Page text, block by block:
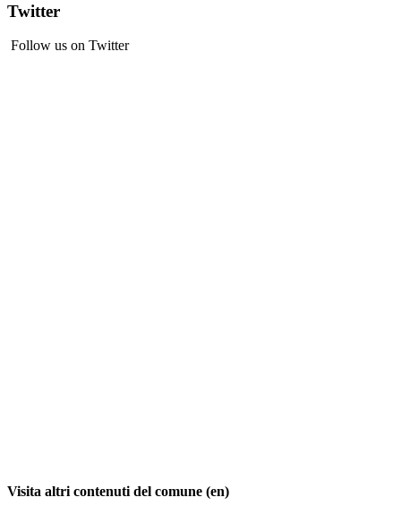
Twitter
Follow us on Twitter
Visita altri contenuti del comune (en)